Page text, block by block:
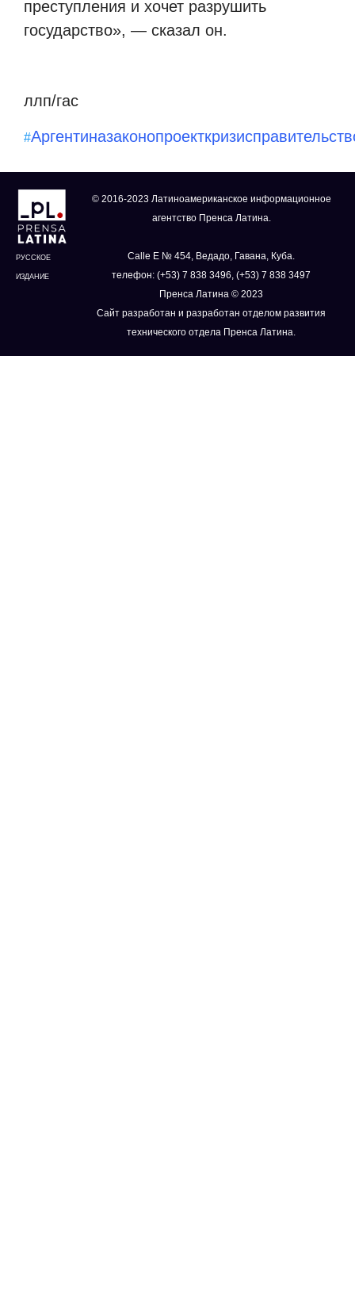
преступления и хочет разрушить
государство», — сказал он.
ллп/гас
#Аргентиназаконопроекткризис
РУССКОЕ
ИЗДАНИЕ
© 2016-2023 Латиноамериканское информационное
агентство Пренса Латина.
Calle E № 454, Ведадо, Гавана, Куба.
телефон: (+53) 7 838 3496, (+53) 7 838 3497
Пренса Латина © 2023
Сайт разработан и разработан отделом развития
технического отдела Пренса Латина.